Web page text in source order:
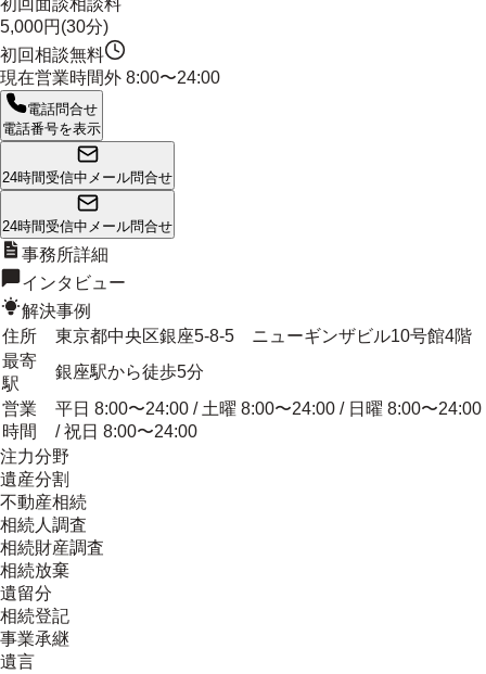
初回面談相談料
5,000円(30分)
初回相談無料
現在営業時間外 8:00〜24:00
電話問合せ
電話番号を表示
24時間受信中 メール問合せ
24時間受信中 メール問合せ
事務所詳細
インタビュー
解決事例
住所
東京都中央区銀座5-8-5 ニューギンザビル10号館4階
最寄
駅
銀座駅から徒歩5分
営業
時間
平日 8:00〜24:00 / 土曜 8:00〜24:00 / 日曜 8:00〜24:00
/ 祝日 8:00〜24:00
注力分野
遺産分割
不動産相続
相続人調査
相続財産調査
相続放棄
遺留分
相続登記
事業承継
遺言